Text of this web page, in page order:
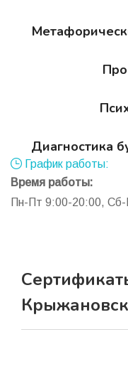
Диагностика
График работы:
Время работы:
Пн-Пт 9:00-20:00,